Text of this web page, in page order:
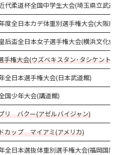
代柔道杯全国中学生大会(埼玉県立武道
度全日本カデ体重別選手権大会(大阪府
后盃全日本女子選手権大会(横浜文化体
手権大会(ウズベキスタン･タシケント)
全日本選手権大会(日本武道館)
国少年大会(講道館)
リ バクー(アゼルバイジャン)
カップ マイアミ(アメリカ)
全日本選抜体重別選手権大会(福岡国際